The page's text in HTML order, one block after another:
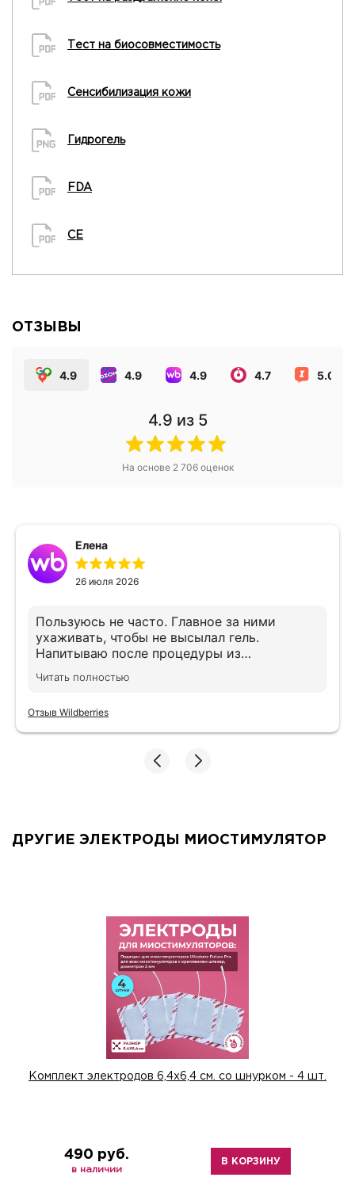
Тест на биосовместимость
Сенсибилизация кожи
Гидрогель
FDA
CE
ОТЗЫВЫ
4.9 4.9 4.9 4.7 5.0
4.9 из 5
На основе 2 706оценок
Елена
26 июля 2026
Пользуюсь не часто. Главное за ними
ухаживать, чтобы не высылал гель.
Напитываю после процедуры из
хлоргексидин ом, предварительно до и
после процедуры протираю спиртовой
липнут
Читать полностью
Отзыв Wildberries
ДРУГИЕ ЭЛЕКТРОДЫ МИОСТИМУЛЯТОР
Комплект электродов 6,4х6,4 см. со шнурком - 4 шт.
490 руб.
в наличии
В КОРЗИНУ